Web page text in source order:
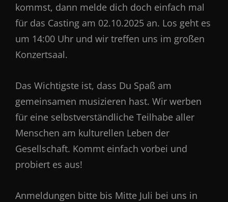
kommst, dann melde dich doch einfach mal
für das Casting am 02.10.2025 an. Los geht es
um 14:00 Uhr und wir treffen uns im großen
Konzertsaal.
Das Wichtigste ist, dass Du Spaß am
gemeinsamen musizieren hast. Wir werben
für eine selbstverständliche Teilhabe aller
Menschen am kulturellen Leben der
Gesellschaft. Kommt einfach vorbei und
probiert es aus!
Anmeldungen bitte bis Mitte Juli bei uns in